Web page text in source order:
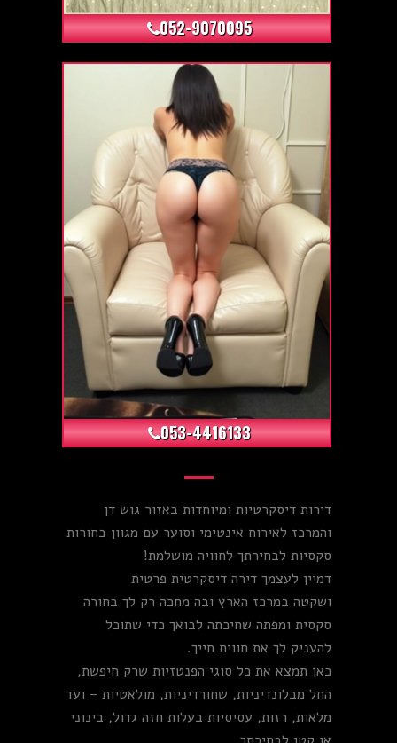
052-9070095
+3
053-4416133
דירות דיסקרטיות ומיוחדות באזור גוש דן
והמרכז לאירוח אינטימי וסוער עם מגוון בחורות
סקסיות לבחירתך לחוויה מושלמת!
דמיין לעצמך דירה דיסקרטית פרטית
ושקטה במרכז הארץ ובה מחכה רק לך בחורה
סקסית ומפתה שחיכתה לבואך כדי שתוכל
להעניק לך את חווית חייך.
כאן תמצא את כל סוגי הפנטזיות שרק חיפשת,
החל מבלונדיניות, שחורדיניות, מולאטיות – ועד
מלאות, רזות, עסיסיות בעלות חזה גדול, בינוני